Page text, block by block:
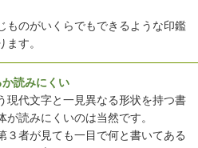
ものがいくらでもできるような印鑑
す。
読みにくい
現代文字と一見異なる形状を持つ書
読みにくいのは当然です。
３者が見ても一目で何と書いてある